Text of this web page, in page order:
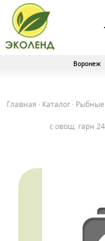
Воронеж
Главная · Каталог · Рыбные
с овощ. гарн